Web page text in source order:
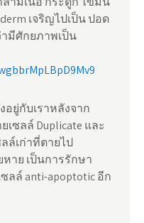
เจริญไปเป็น ปอด
มีศักยภาพเป็น
อยู่กับเราหลังจาก
ซลล์ Duplicate และ
ล์เก่าที่ตายไป
าย เป็นการรักษา
ลล์ anti-apoptotic อีก